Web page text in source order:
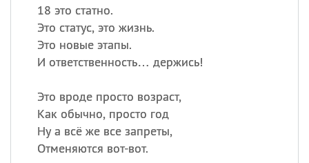
18 это статно.
Это статус, это жизнь.
Это новые этапы.
И ответственность… держись!
Это вроде просто возраст,
Как обычно, просто год
Ну а всё же все запреты,
Отменяются вот-вот.